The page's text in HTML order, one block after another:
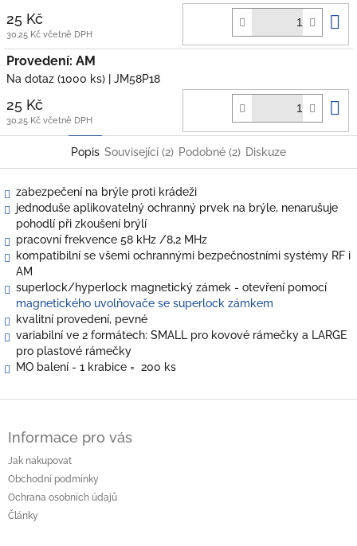
25 Kč
30,25 Kč včetně DPH
Provedení: AM
Na dotaz (1000 ks) | JM58P18
25 Kč
30,25 Kč včetně DPH
Popis Související (2) Podobné (2) Diskuze
zabezpečení na brýle proti krádeži
jednoduše aplikovatelný ochranný prvek na brýle, nenarušuje
pohodlí při zkoušení brýlí
pracovní frekvence 58 kHz /8,2 MHz
kompatibilní se všemi ochrannými bezpečnostními systémy RF i
AM
superlock/hyperlock magnetický zámek - otevření pomocí
magnetického uvolňovače se superlock zámkem
kvalitní provedení, pevné
variabilní ve 2 formátech: SMALL pro kovové rámečky a LARGE
pro plastové rámečky
MO balení - 1 krabice = 200 ks
Informace pro vás
Jak nakupovat
Obchodní podmínky
Ochrana osobních údajů
Články